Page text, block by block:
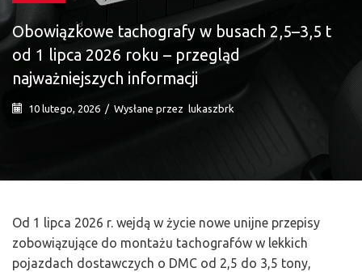
Obowiązkowe tachografy w busach 2,5–3,5 t
od 1 lipca 2026 roku – przegląd
najważniejszych informacji
10 lutego, 2026 / Wysłane przez lukaszbrk
Od 1 lipca 2026 r. wejdą w życie nowe unijne przepisy
zobowiązujące do montażu tachografów w lekkich
pojazdach dostawczych o DMC od 2,5 do 3,5 tony,